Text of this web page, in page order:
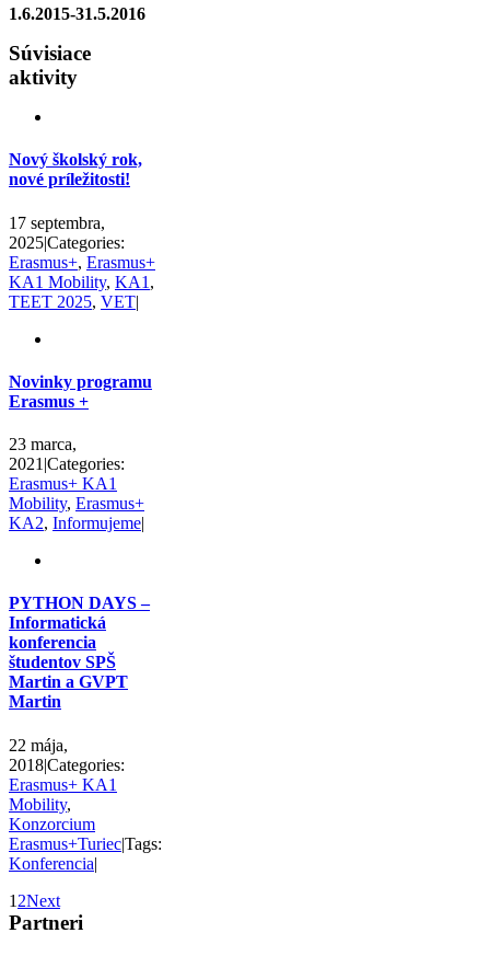
1.6.2015-31.5.2016
Súvisiace
aktivity
Nový školský rok,
nové príležitosti!
17 septembra,
2025|Categories:
Erasmus+, Erasmus+
KA1 Mobility, KA1 ,
TEET 2025, VET|
Novinky programu
Erasmus +
23 marca,
2021 |Categories:
Erasmus+ KA1
Mobility, Erasmus+
KA2, Informujeme|
PYTHON DAYS –
Informatická
konferencia
študentov SPŠ
Martin a GVPT
Martin
22 mája,
2018|Categories:
Erasmus+ KA1
Mobility,
Konzorcium
Erasmus+Turiec|Tags:
Konferencia|
1 2Next
Partneri